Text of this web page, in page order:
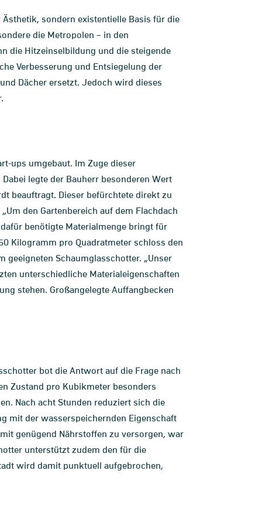
sondern existentielle Basis für die
die Metropolen – in den
die Hitzeinselbildung und die steigende
Verbesserung und Entsiegelung der
Dächer ersetzt. Jedoch wird dieses
ups umgebaut. Im Zuge dieser
legte der Bauherr besonderen Wert
beauftragt. Dieser befürchtete direkt zu
den Gartenbereich auf dem Flachdach
benötigte Materialmenge bringt für
Kilogramm pro Quadratmeter schloss den
geeigneten Schaumglasschotter. „Unser
unterschiedliche Materialeigenschaften
stehen. Großangelegte Auffangbecken
bot die Antwort auf die Frage nach
Zustand pro Kubikmeter besonders
Nach acht Stunden reduziert sich die
mit der wasserspeichernden Eigenschaft
genügend Nährstoffen zu versorgen, war
unterstützt zudem den für die
wird damit punktuell aufgebrochen,